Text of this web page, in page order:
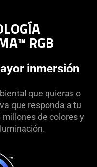
RGB
inmersión
que quieras o
que responda a tu
de colores y